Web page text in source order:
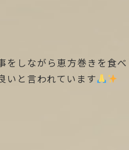
をしながら恵方巻きを食べ
いと言われています